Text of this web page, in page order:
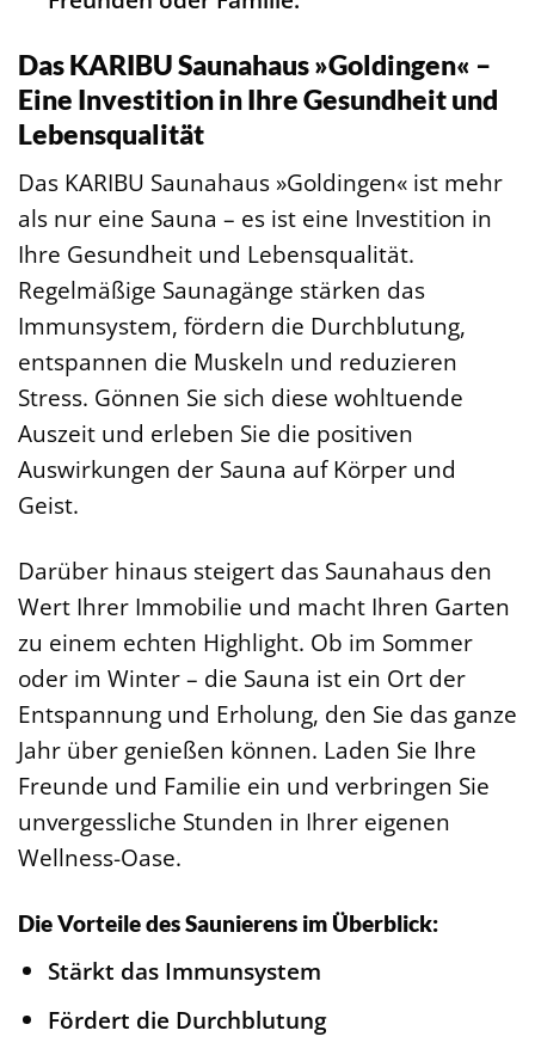
Das KARIBU Saunahaus »Goldingen« –
Eine Investition in Ihre Gesundheit und
Lebensqualität
Das KARIBU Saunahaus »Goldingen« ist mehr
als nur eine Sauna – es ist eine Investition in
Ihre Gesundheit und Lebensqualität.
Regelmäßige Saunagänge stärken das
Immunsystem, fördern die Durchblutung,
entspannen die Muskeln und reduzieren
Stress. Gönnen Sie sich diese wohltuende
Auszeit und erleben Sie die positiven
Auswirkungen der Sauna auf Körper und
Geist.
Darüber hinaus steigert das Saunahaus den
Wert Ihrer Immobilie und macht Ihren Garten
zu einem echten Highlight. Ob im Sommer
oder im Winter – die Sauna ist ein Ort der
Entspannung und Erholung, den Sie das ganze
Jahr über genießen können. Laden Sie Ihre
Freunde und Familie ein und verbringen Sie
unvergessliche Stunden in Ihrer eigenen
Wellness-Oase.
Die Vorteile des Saunierens im Überblick:
Stärkt das Immunsystem
Fördert die Durchblutung